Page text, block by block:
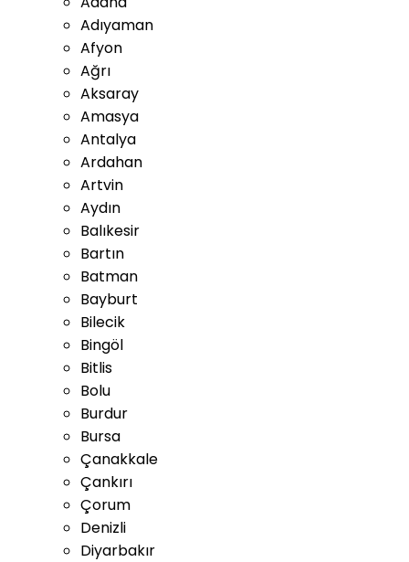
Adıyaman
Afyon
Ağrı
Aksaray
Amasya
Antalya
Ardahan
Artvin
Aydın
Balıkesir
Bartın
Batman
Bayburt
Bilecik
Bingöl
Bitlis
Bolu
Burdur
Bursa
Çanakkale
Çankırı
Çorum
Denizli
Diyarbakır